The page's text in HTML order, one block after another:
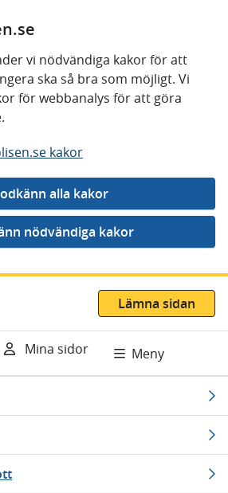
vi nödvändiga kakor för att
ska så bra som möjligt. Vi
för webbanalys för att göra
kakor
Lämna sidan
Mina sidor Meny